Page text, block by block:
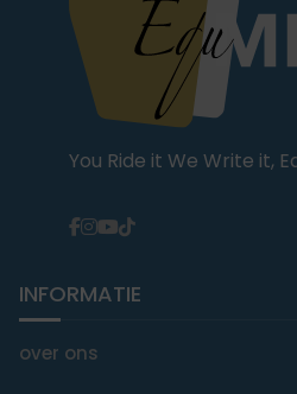
You Ride it We Write it,
INFORMATIE
over ons